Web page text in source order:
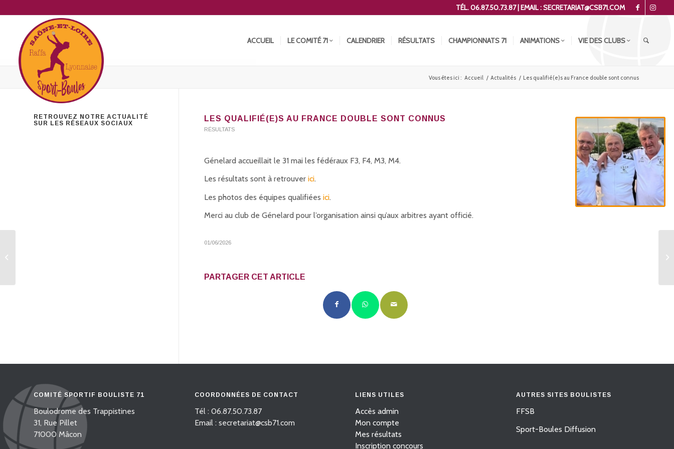
TÉL. 06.87.50.73.87 | EMAIL : SECRETARIAT@CSB71.COM
ACCUEIL LE COMITÉ 71 CALENDRIER RÉSULTATS CHAMPIONNATS 71 ANIMATIONS VIE DES CLUBS
Vous êtes ici : Accueil / Actualités / Les qualifié(e)s au France double sont connus
LES QUALIFIÉ(E)S AU FRANCE DOUBLE SONT CONNUS
RÉSULTATS
Génelard accueillait le 31 mai les fédéraux F3, F4, M3, M4.
Les résultats sont à retrouverici.
Les photos des équipes qualifiéesici.
Merci au club de Génelard pour l’organisation ainsi qu’aux arbitres ayant officié.
01/06/2026
PARTAGER CET ARTICLE
RETROUVEZ NOTRE ACTUALITÉ
SUR LES RÉSEAUX SOCIAUX
COMITÉ SPORTIF BOULISTE 71
Boulodrome des Trappistines
31, Rue Pillet
71000 Mâcon
COORDONNÉES DE CONTACT
Tél : 06.87.50.73.87
Email : secretariat@csb71.com
LIENS UTILES
Accès admin
Mon compte
Mes résultats
Inscription concours
AUTRES SITES BOULISTES
FFSB
Sport-Boules Diffusion